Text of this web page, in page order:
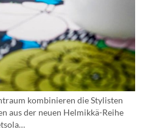
kombinieren die Stylisten
aus der neuen Helmikkä-Reihe